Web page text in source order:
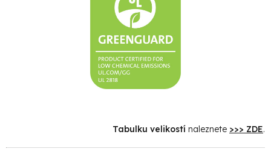
Tabulku velikostí naleznete >>> ZDE.